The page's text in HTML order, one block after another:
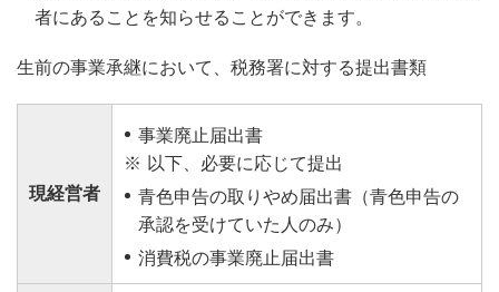
者にあることを知らせることができます。
生前の事業承継において、税務署に対する提出書類
現経営者
事業廃止届出書
※ 以下、必要に応じて提出
青色申告の取りやめ届出書（青色申告の
承認を受けていた人のみ）
消費税の事業廃止届出書